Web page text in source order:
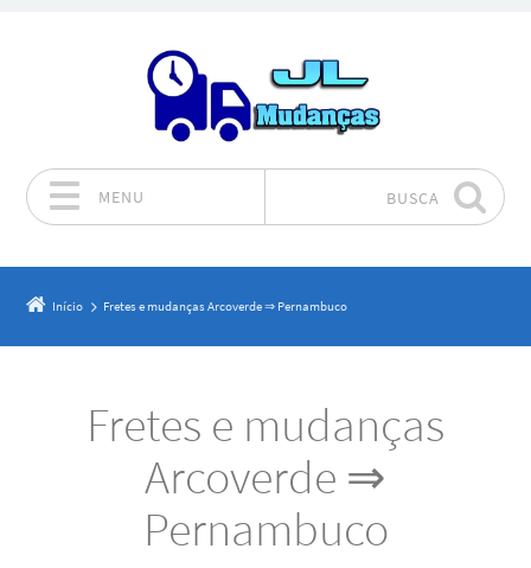
MENU BUSCA
Início Fretes e mudanças Arcoverde ⇒ Pernambuco
Fretes e mudanças
Arcoverde ⇒
Pernambuco